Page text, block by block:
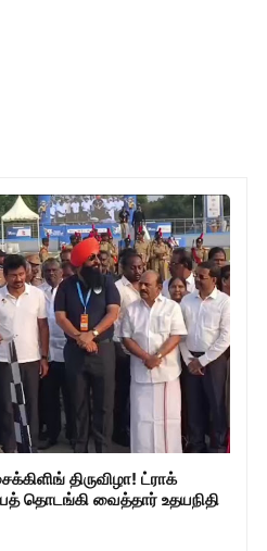
திருவிழா! ட்ராக்
தொடங்கி வைத்தார் உதயநிதி